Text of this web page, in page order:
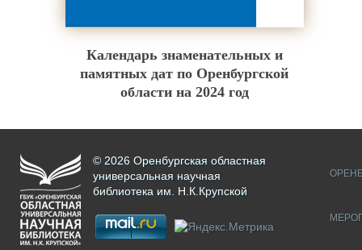
Календарь знаменательных и
памятных дат по Оренбургской
области на 2024 год
© 2026 Оренбургская областная
универсальная научная
библиотека им. Н.К.Крупской